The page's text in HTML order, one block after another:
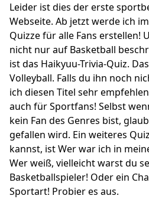
Leider ist dies der erste
Webseite. Ab jetzt werde ich
Quizze für alle Fans erstellen!
nicht nur auf Basketball
ist das Haikyuu-Trivia-Quiz.
Volleyball. Falls du ihn noch
ich diesen Titel sehr
auch für Sportfans! Selbst
kein Fan des Genres bist,
gefallen wird. Ein weiteres
kannst, istWer war ich in
Wer weiß, vielleicht warst du
Basketballspieler! Oder ein
Sportart! Probier es aus.